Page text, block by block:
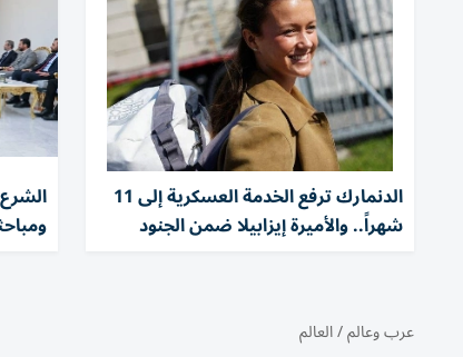
الدنمارك ترفع الخدمة العسكرية إلى 11
شهراً.. والأميرة إيزابيلا ضمن الجنود
عرب وعالم/العالم